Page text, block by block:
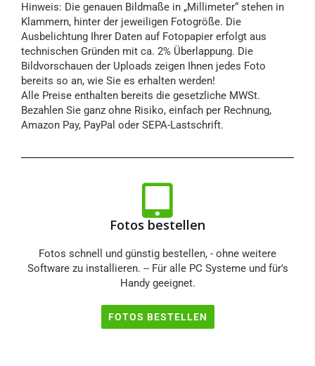
Hinweis: Die genauen Bildmaße in „Millimeter“ stehen in
Klammern, hinter der jeweiligen Fotogröße. Die
Ausbelichtung Ihrer Daten auf Fotopapier erfolgt aus
technischen Gründen mit ca. 2% Überlappung. Die
Bildvorschauen der Uploads zeigen Ihnen jedes Foto
bereits so an, wie Sie es erhalten werden!
Alle Preise enthalten bereits die gesetzliche MWSt.
Bezahlen Sie ganz ohne Risiko, einfach per Rechnung,
Amazon Pay, PayPal oder SEPA-Lastschrift.
Fotos bestellen
Fotos schnell und günstig bestellen, - ohne weitere
Software zu installieren. -- Für alle PC Systeme und für's
Handy geeignet.
FOTOS BESTELLEN